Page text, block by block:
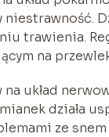
trawienia.
na
układ
działa
ze